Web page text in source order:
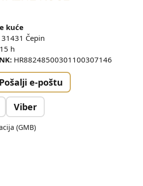
kuće
31431 Čepin
h
HR88248500301100307146
Pošalji e-poštu
Viber
(GMB)